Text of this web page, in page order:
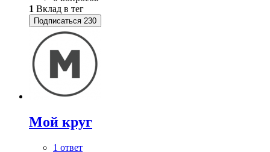
1 Вклад в тег
Подписаться 230
Мой круг
1 ответ